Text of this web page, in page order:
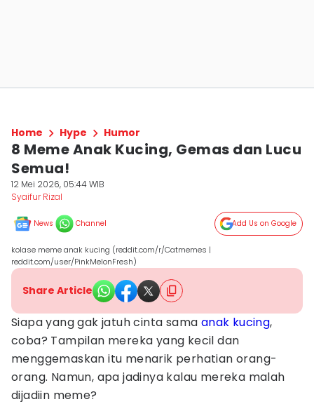
Home Hype Humor
8 Meme Anak Kucing, Gemas dan Lucu
Semua!
12 Mei 2026, 05:44 WIB
Syaifur Rizal
News Channel Add Us on Google
kolase meme anak kucing (reddit.com/r/Catmemes |
reddit.com/user/PinkMelonFresh)
Share Article
Siapa yang gak jatuh cinta sama anak kucing,
coba? Tampilan mereka yang kecil dan
menggemaskan itu menarik perhatian orang-
orang. Namun, apa jadinya kalau mereka malah
dijadiin meme?